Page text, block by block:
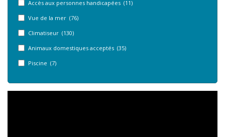
Accès aux personnes handicapées (11)
Vue de la mer (76)
Climatiseur (130)
Animaux domestiques acceptés (35)
Piscine (7)